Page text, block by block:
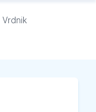
Vrdnik